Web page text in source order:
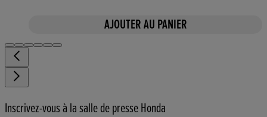
AJOUTER AU PANIER
Inscrivez-vous à la salle de presse Honda